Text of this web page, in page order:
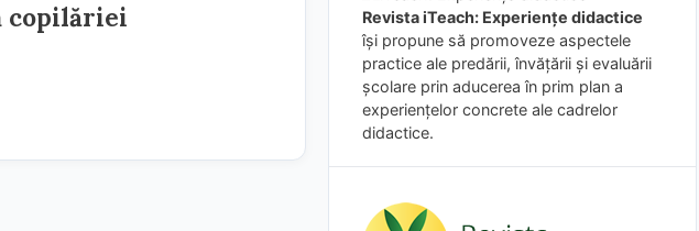
copilăriei
Revista iTeach: Experienţe didactice
îşi propune să promoveze aspectele
practice ale predării, învăţării şi evaluării
şcolare prin aducerea în prim plan a
experienţelor concrete ale cadrelor
didactice.